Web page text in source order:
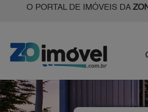
O PORTAL DE IMÓVEIS DA